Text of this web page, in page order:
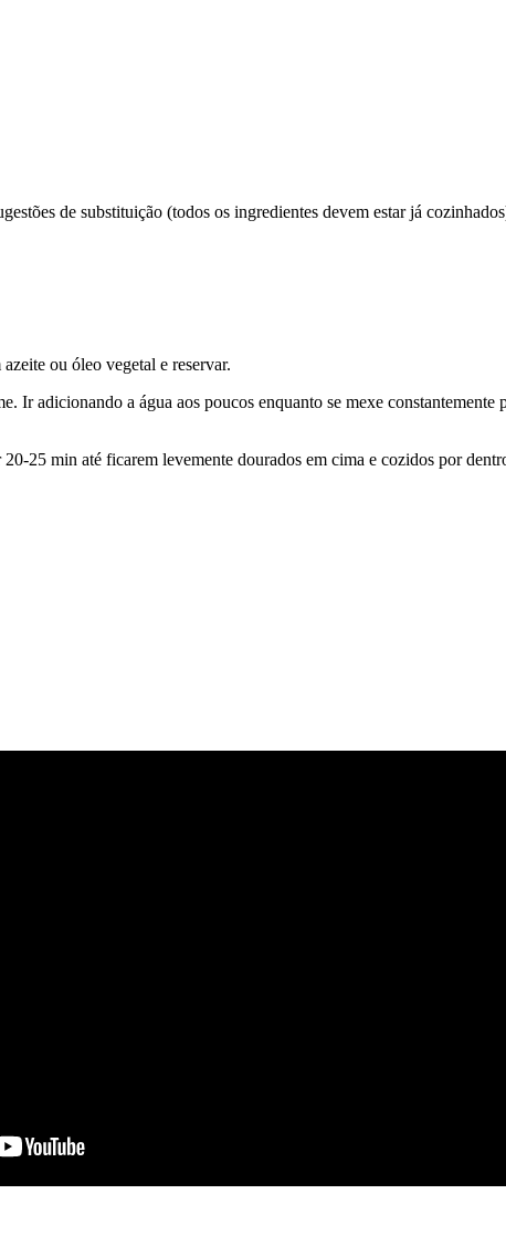
de substituição (todos os ingredientes devem estar já
ou óleo vegetal e reservar.
Ir adicionando a água aos poucos enquanto se mexe
25 min até ficarem levemente dourados em cima e cozidos por